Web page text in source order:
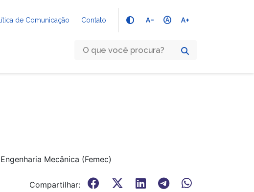
de Comunicação Contato text_decrease hdr_auto text_increase
Mecânica (Femec)
Compartilhar: